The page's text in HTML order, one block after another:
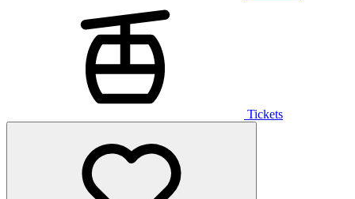
Tickets